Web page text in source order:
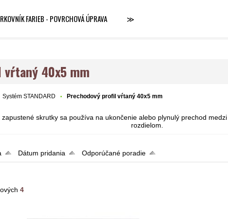
FARIEB - POVRCHOVÁ ÚPRAVA ≫
vŕtaný 40x5 mm
Systém STANDARD Prechodový profil vŕtaný 40x5 mm
skrutky sa používa na ukončenie alebo plynulý prechod
rozdielom.
Dátum pridania Odporúčané poradie
4